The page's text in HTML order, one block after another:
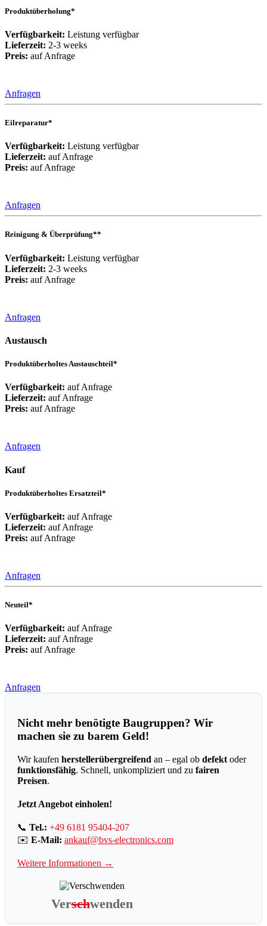
Produktüberholung*
Verfügbarkeit: Leistung verfügbar
Lieferzeit: 2-3 weeks
Preis: auf Anfrage
Anfragen
Eilreparatur*
Verfügbarkeit: Leistung verfügbar
Lieferzeit: auf Anfrage
Preis: auf Anfrage
Anfragen
Reinigung & Überprüfung**
Verfügbarkeit: Leistung verfügbar
Lieferzeit: 2-3 weeks
Preis: auf Anfrage
Anfragen
Austausch
Produktüberholtes Austauschteil*
Verfügbarkeit: auf Anfrage
Lieferzeit: auf Anfrage
Preis: auf Anfrage
Anfragen
Kauf
Produktüberholtes Ersatzteil*
Verfügbarkeit: auf Anfrage
Lieferzeit: auf Anfrage
Preis: auf Anfrage
Anfragen
Neuteil*
Verfügbarkeit: auf Anfrage
Lieferzeit: auf Anfrage
Preis: auf Anfrage
Anfragen
Nicht mehr benötigte Baugruppen? Wir
machen sie zu barem Geld!
Wir kaufen herstellerübergreifend an – egal ob defekt oder
funktionsfähig. Schnell, unkompliziert und zu fairen
Preisen.
Jetzt Angebot einholen!
📞 Tel.: +49 6181 95404-207
✉️ E-Mail: ankauf@bvs-electronics.com
Weitere Informationen →
Verschwenden